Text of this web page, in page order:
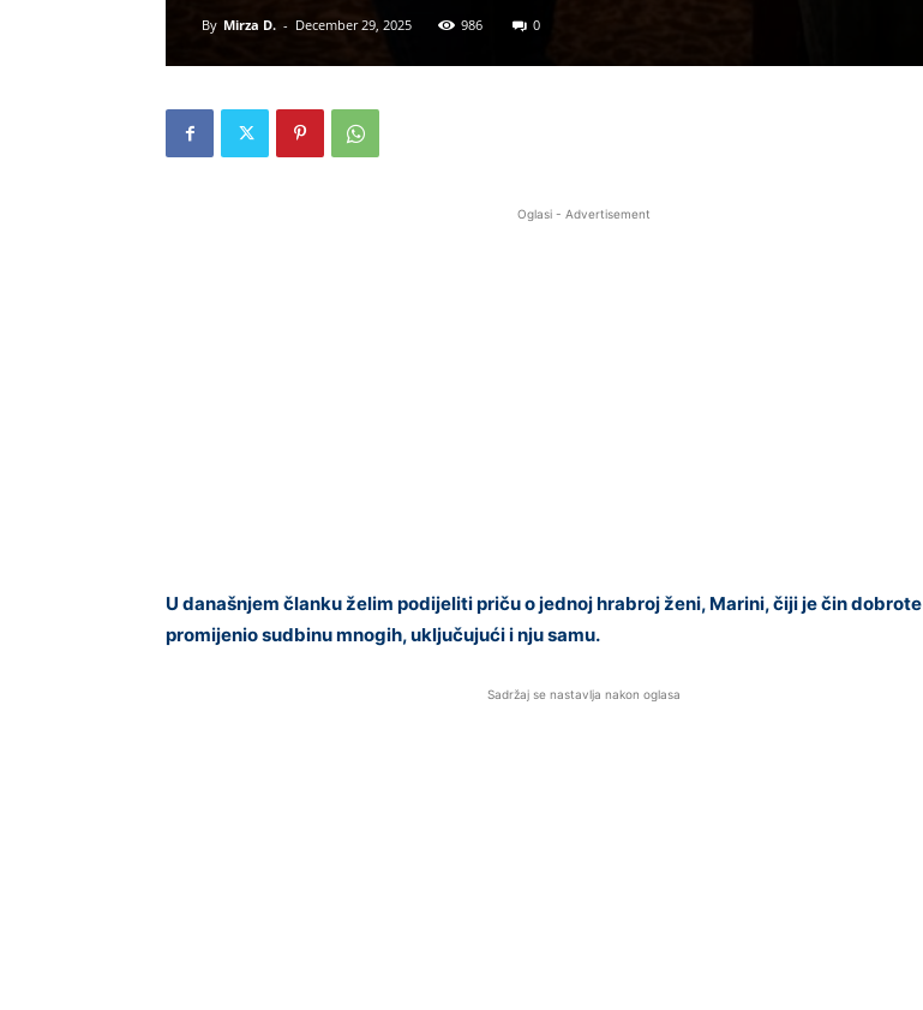
By Mirza D. - December 29, 2025 986 0
Oglasi - Advertisement
U današnjem članku želim podijeliti priču o jednoj hrabroj ženi, Marini, čiji je čin dobrote
promijenio sudbinu mnogih, uključujući i nju samu.
Sadržaj se nastavlja nakon oglasa